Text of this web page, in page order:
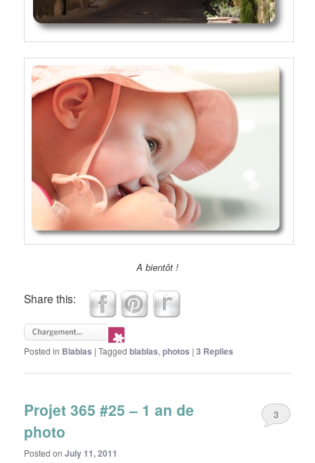
A bientôt !
Share this:
Posted in Blablas |Tagged blablas,photos |3 Replies
Projet 365 #25 – 1 an de
photo
Posted onJuly 11, 2011
3